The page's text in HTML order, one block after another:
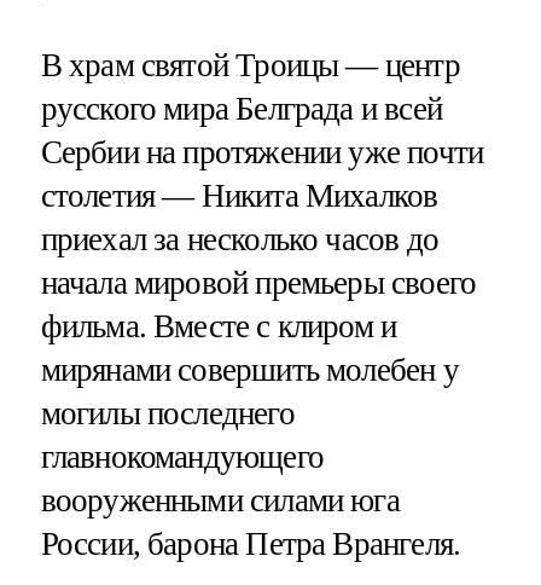
В храм святой Троицы — центр
русского мира Белграда и всей
Сербии на протяжении уже почти
столетия — Никита Михалков
приехал за несколько часов до
начала мировой премьеры своего
фильма. Вместе с клиром и
мирянами совершить молебен у
могилы последнего
главнокомандующего
вооруженными силами юга
России, барона Петра Врангеля.